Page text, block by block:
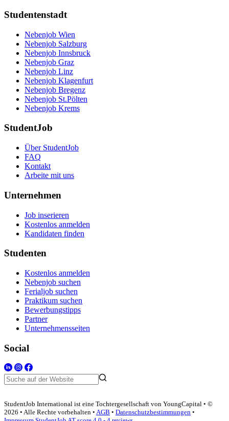
Studentenstadt
Nebenjob Wien
Nebenjob Salzburg
Nebenjob Innsbruck
Nebenjob Graz
Nebenjob Linz
Nebenjob Klagenfurt
Nebenjob Bregenz
Nebenjob St.Pölten
Nebenjob Krems
StudentJob
Über StudentJob
FAQ
Kontakt
Arbeite mit uns
Unternehmen
Job inserieren
Kostenlos anmelden
Kandidaten finden
Studenten
Kostenlos anmelden
Nebenjob suchen
Ferialjob suchen
Praktikum suchen
Bewerbungstipps
Partner
Unternehmensseiten
Social
StudentJob International ist eine Tochtergesellschaft von YoungCapital • ©
2026 • Alle Rechte vorbehalten • AGB • Datenschutzbestimmungen •